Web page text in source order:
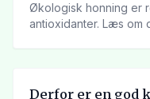
Økologisk honning er
antioxidanter. Læs om
Derfor er en god